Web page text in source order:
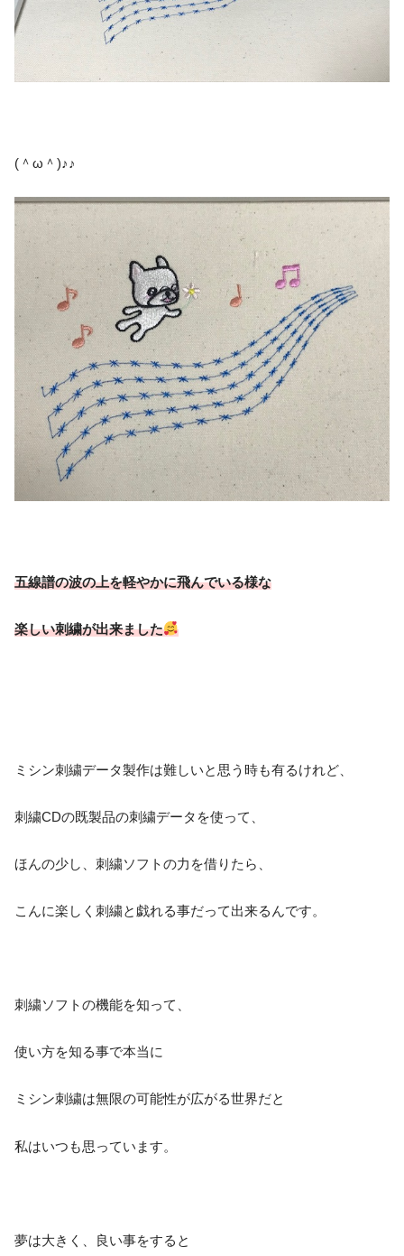
(＾ω＾)♪♪
五線譜の波の上を軽やかに飛んでいる様な
楽しい刺繍が出来ました
ミシン刺繍データ製作は難しいと思う時も有るけれど、
刺繍CDの既製品の刺繍データを使って、
ほんの少し、刺繍ソフトの力を借りたら、
こんに楽しく刺繍と戯れる事だって出来るんです。
刺繍ソフトの機能を知って、
使い方を知る事で本当に
ミシン刺繍は無限の可能性が広がる世界だと
私はいつも思っています。
夢は大きく、良い事をすると